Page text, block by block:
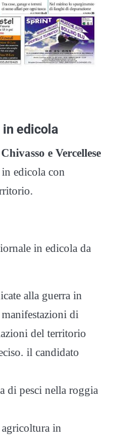
edicola
e Vercellese
edicola con
in edicola da
alla guerra in
di
del territorio
il candidato
di pesci nella roggia
in